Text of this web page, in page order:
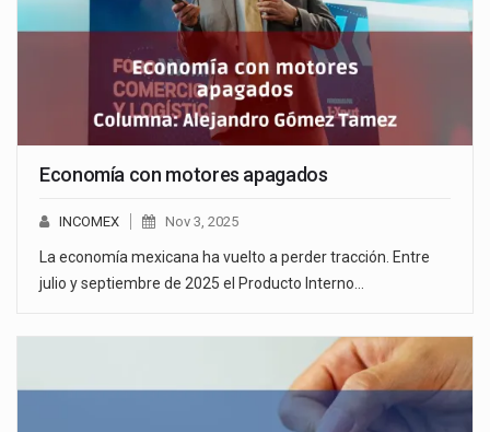
Economía con motores apagados
INCOMEX Nov 3, 2025
La economía mexicana ha vuelto a perder tracción. Entre
julio y septiembre de 2025 el Producto Interno…